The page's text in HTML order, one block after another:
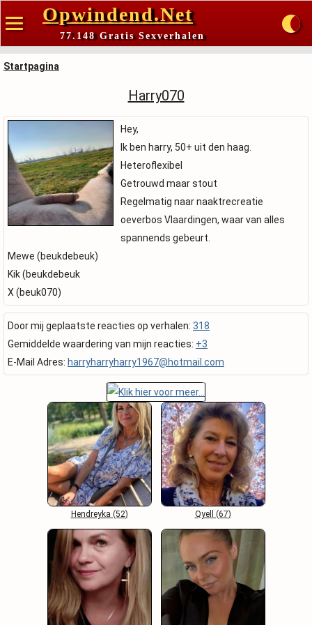
Opwindend.Net
77.148 Gratis Sexverhalen
Startpagina
Harry070
Hey,
Ik ben harry, 50+ uit den haag.
Heteroflexibel
Getrouwd maar stout
Regelmatig naar naaktrecreatie
oeverbos Vlaardingen, waar van alles
spannends gebeurt.
Mewe (beukdebeuk)
Kik (beukdebeuk
X (beuk070)
Door mij geplaatste reacties op verhalen: 318
Gemiddelde waardering van mijn reacties: +3
E-Mail Adres: harryharryharry1967@hotmail.com
Hendreyka (52) Qyell (67)